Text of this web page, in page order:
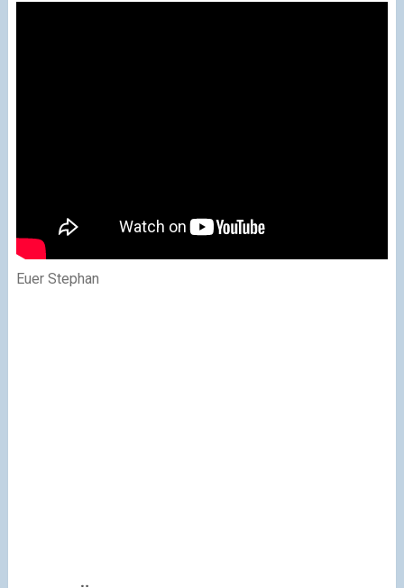
Euer Stephan